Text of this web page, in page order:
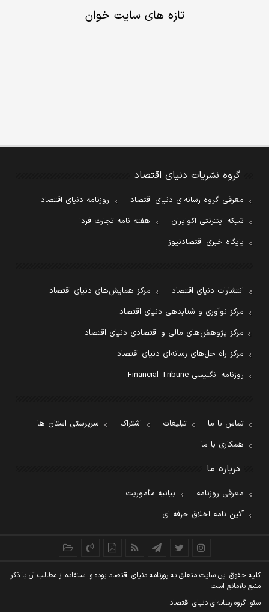
تازه های سایت خوان
گروه نشریات دنیای اقتصاد
معرفی گروه رسانه‌ای دنیای اقتصاد
روزنامه دنیای اقتصاد
شبکه اینترنتی اکوایران
هفته نامه تجارت فردا
پایگاه خبری اقتصادنیوز
انتشارات دنیای اقتصاد
مرکز همایش‌های دنیای اقتصاد
مرکز نوآوری و شتابدهی دنیای اقتصاد
مرکز پژوهش‌های مالی و اقتصادی دنیای اقتصاد
مرکز راه حل‌های رسانه‌ای دنیای اقتصاد
روزنامه انگلیسی Financial Tribune
تماس با ما تبلیغات اشتراک
سرپرستی استان ها
همکاری با ما
درباره ما
معرفی روزنامه
بیانیه مأموریت
آئین نامه اخلاق حرفه ای
کليه حقوق اين سايت متعلق به روزنامه دنيای اقتصاد بوده و استفاده از مطالب آن با ذکر
منبع بلامانع است
سئو: گروه رسانه‌ای دنیای اقتصاد